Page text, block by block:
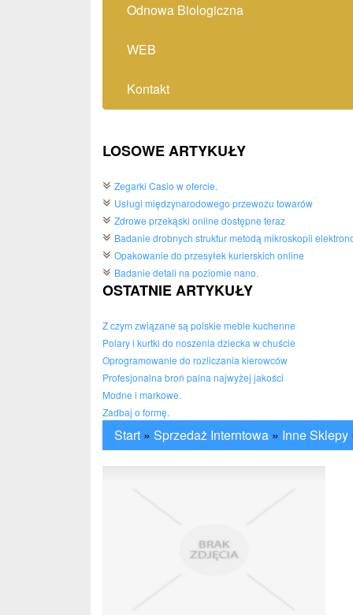
Odnowa Biologiczna
WEB
Kontakt
LOSOWE ARTYKUŁY
Zegarki Casio w ofercie.
Usługi międzynarodowego przewozu towarów
Zdrowe przekąski online dostępne teraz
Badanie drobnych struktur metodą mikroskopii
Opakowanie do przesyłek kurierskich online
Badanie detali na poziomie nano.
OSTATNIE ARTYKUŁY
Z czym związane są polskie meble kuchenne
Polary i kurtki do noszenia dziecka w chuście
Oprogramowanie do rozliczania kierowców
Profesjonalna broń palna najwyżej jakości
Modne i markowe.
Zadbaj o formę.
Start » Sprzedaż Interntowa » Inne Sklepy